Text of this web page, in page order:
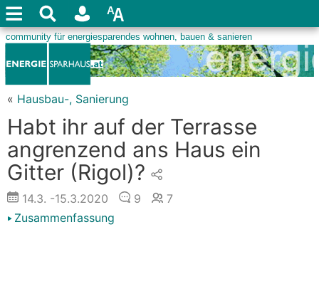
« Hausbau-, Sanierung
Habt ihr auf der Terrasse
angrenzend ans Haus ein
Gitter (Rigol)?
14.3. -15.3.2020 9
7
Zusammenfassung